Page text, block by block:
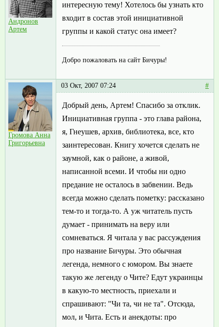
Андронов
Артем
интересную тему! Хотелось бы узнать кто
входит в состав этой инициативной
группы и какой статус она имеет?
Добро пожаловать на сайт Бичуры!
Громова Анна
Григорьевна
03 Окт, 2007 07:24 #
Добрый день, Артем! Спасибо за отклик.
Инициативная группа - это глава района,
я, Гнеушев, архив, библиотека, все, кто
заинтересован. Книгу хочется сделать не
заумной, как о районе, а живой,
написанной всеми. И чтобы ни одно
предание не осталось в забвении. Ведь
всегда можно сделать пометку: рассказано
тем-то и тогда-то. А уж читатель пусть
думает - принимать на веру или
сомневаться. Я читала у вас рассуждения
про название Бичуры. Это обычная
легенда, немного с юмором. Вы знаете
такую же легенду о Чите? Едут украинцы
в какую-то местность, приехали и
спрашивают: "Чи та, чи не та". Отсюда,
мол, и Чита. Есть и анекдоты: про